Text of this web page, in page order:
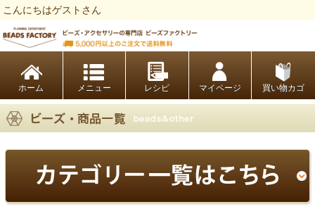
こんにちはゲストさん
ホーム レシピ マイページ 買い物カゴ